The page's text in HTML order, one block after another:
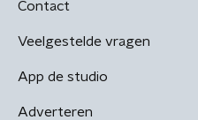
Contact
Veelgestelde vragen
App de studio
Adverteren